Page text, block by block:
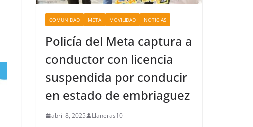
COMUNIDAD META MOVILIDAD NOTICIAS
Policía del Meta captura a
conductor con licencia
suspendida por conducir
en estado de embriaguez
abril 8, 2025 Llaneras10